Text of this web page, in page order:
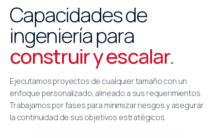
Capacidades de
ingeniería para
construir y escalar.
Ejecutamos proyectos de cualquier tamaño con un
enfoque personalizado, alineado a sus requerimientos.
Trabajamos por fases para minimizar riesgos y asegurar
la continuidad de sus objetivos estratégicos.